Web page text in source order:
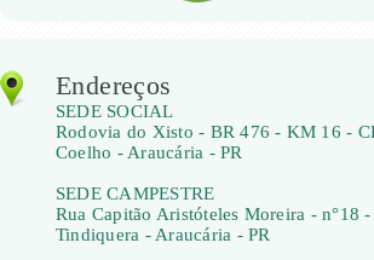
Endereços
SEDE SOCIAL
Rodovia do Xisto - BR 476 - KM 16 -
Coelho - Araucária - PR
SEDE CAMPESTRE
Rua Capitão Aristóteles Moreira - n°18
Tindiquera - Araucária - PR